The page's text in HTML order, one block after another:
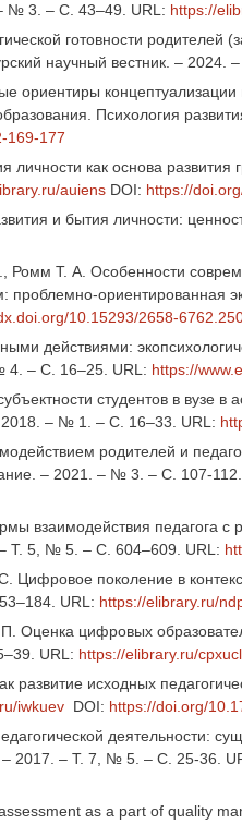
– № 3. – С. 43–49. URL: https://
готовности родителей
научный вестник. –
концептуализации
Психология
169-177
как основа развития
auiens DOI: https://
и бытия личности:
Т. А. Особенности
проблемно-ориентированная
10.15293/2658-
действиями:
4. – С. 16–25. URL: https://
студентов в вузе в
2018. – № 1. – С. 16–33. URL:
родителей и
– 2021. – № 3. – С. 107-
взаимодействия педагога с
Т. 5, № 5. – С. 604–609. URL:
Цифровое поколение в
URL: https://elibrary.ru/
цифровых
URL: https://elibrary.ru/cpxucl
развитие исходных
iwkuev DOI: https://doi.org/
деятельности:
– 2017. – Т. 7, № 5. – С. 25-36.
as a part of quality